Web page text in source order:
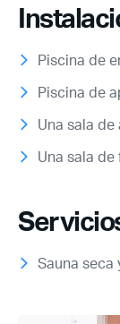
Piscina de
Piscina de
Una sala
Una sala
Sauna seca